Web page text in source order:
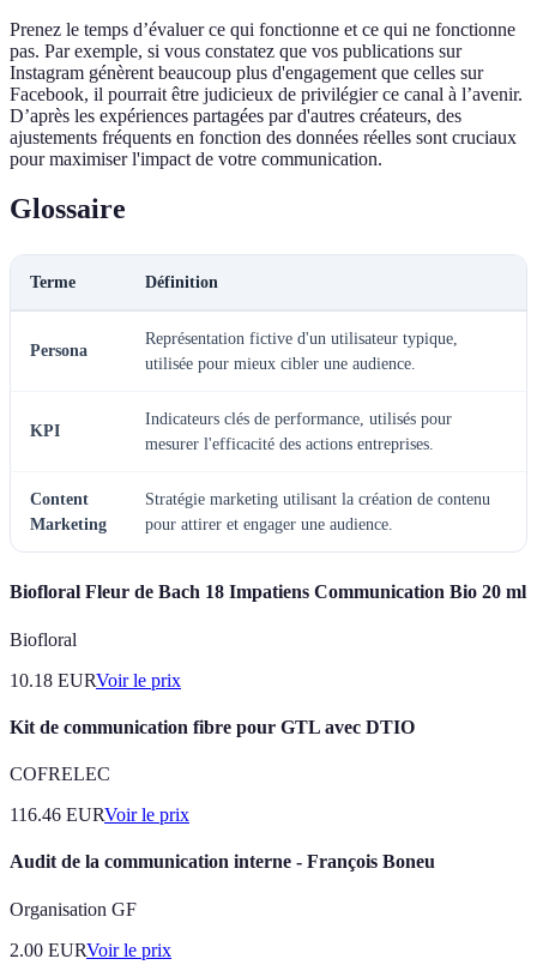
Prenez le temps d’évaluer ce qui fonctionne et ce qui ne fonctionne
pas. Par exemple, si vous constatez que vos publications sur
Instagram génèrent beaucoup plus d'engagement que celles sur
Facebook, il pourrait être judicieux de privilégier ce canal à l’avenir.
D’après les expériences partagées par d'autres créateurs, des
ajustements fréquents en fonction des données réelles sont cruciaux
pour maximiser l'impact de votre communication.
Glossaire
Terme Définition
Persona
Représentation fictive d'un utilisateur typique,
utilisée pour mieux cibler une audience.
KPI
Indicateurs clés de performance, utilisés pour
mesurer l'efficacité des actions entreprises.
Content
Marketing
Stratégie marketing utilisant la création de contenu
pour attirer et engager une audience.
Biofloral Fleur de Bach 18 Impatiens Communication Bio 20 ml
Biofloral
10.18 EURVoir le prix
Kit de communication fibre pour GTL avec DTIO
COFRELEC
116.46 EURVoir le prix
Audit de la communication interne - François Boneu
Organisation GF
2.00 EURVoir le prix